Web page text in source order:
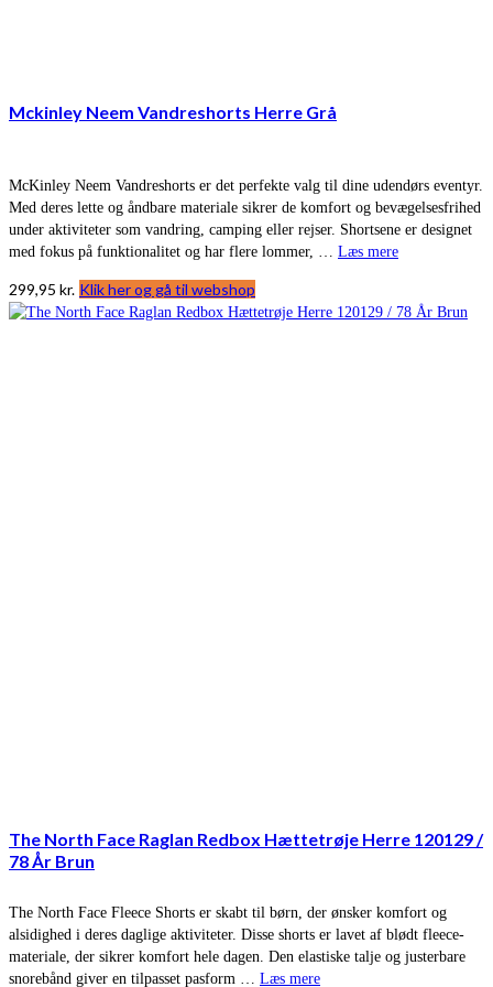
Mckinley Neem Vandreshorts Herre Grå
McKinley Neem Vandreshorts er det perfekte valg til dine udendørs eventyr.
Med deres lette og åndbare materiale sikrer de komfort og bevægelsesfrihed
under aktiviteter som vandring, camping eller rejser. Shortsene er designet
med fokus på funktionalitet og har flere lommer, … Læs mere
299,95 kr. Klik her og gå til webshop
The North Face Raglan Redbox Hættetrøje Herre 120129 /
78 År Brun
The North Face Fleece Shorts er skabt til børn, der ønsker komfort og
alsidighed i deres daglige aktiviteter. Disse shorts er lavet af blødt fleece-
materiale, der sikrer komfort hele dagen. Den elastiske talje og justerbare
snorebånd giver en tilpasset pasform … Læs mere